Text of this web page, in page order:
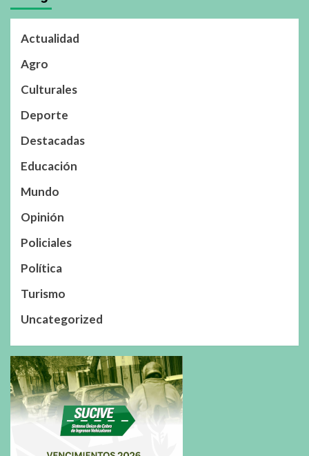
Actualidad
Agro
Culturales
Deporte
Destacadas
Educación
Mundo
Opinión
Policiales
Política
Turismo
Uncategorized